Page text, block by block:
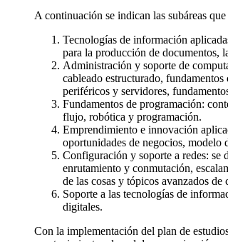
A continuación se indican las subáreas
Tecnologías de información
para la producción de documentos,
Administración y soporte de
cableado estructurado,
periféricos y servidores,
Fundamentos de programación:
flujo, robótica y programación.
Emprendimiento e innovación
oportunidades de negocios, modelo
Configuración y soporte a redes: se
enrutamiento y conmutación,
de las cosas y tópicos avanzados de
Soporte a las tecnologías de
digitales.
Con la implementación del plan de